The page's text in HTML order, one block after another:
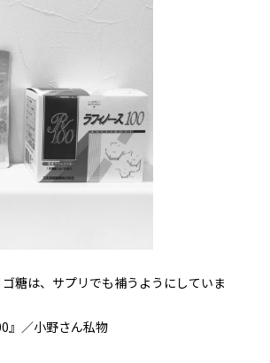
糖は、サプリでも補うようにしていま
』／小野さん私物